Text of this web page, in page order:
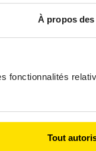
À propos
fonctionnalités
Tout